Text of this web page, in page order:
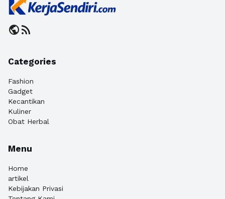
publicrss_feed
Categories
Fashion
Gadget
Kecantikan
Kuliner
Obat Herbal
Menu
Home
artikel
Kebijakan Privasi